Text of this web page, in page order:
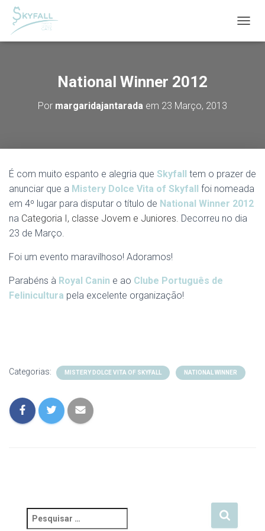
L
G
A
Ç
O
National Winner 2012
Por margaridajantarada em 23 Março, 2013
É com muito espanto e alegria que Skyfall tem o prazer de
anunciar que a Mistery Dolce Vita of Skyfall foi nomeada
em 4º lugar para disputar o título de National Winner 2012
na Categoria I, classe Jovem e Juniores. Decorreu no dia
23 de Março.
Foi um evento maravilhoso! Adoramos!
Parabéns à Royal Canin e ao Clube Português de
Felinicultura pela excelente organização!
Categorias: MISTERY DOLCE VITA OF SKYFALL NATIONAL WINNER
e